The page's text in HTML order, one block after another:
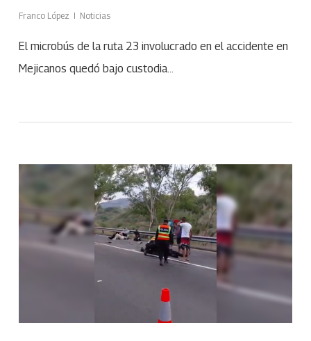
Franco López Noticias
El microbús de la ruta 23 involucrado en el accidente en
Mejicanos quedó bajo custodia…